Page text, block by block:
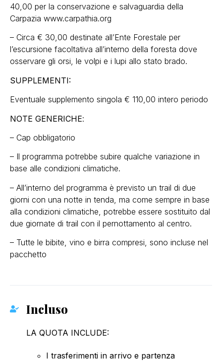
40,00 per la conservazione e salvaguardia della
Carpazia www.carpathia.org
– Circa € 30,00 destinate all’Ente Forestale per
l’escursione facoltativa all’interno della foresta dove
osservare gli orsi, le volpi e i lupi allo stato brado.
SUPPLEMENTI:
Eventuale supplemento singola € 110,00 intero periodo
NOTE GENERICHE:
– Cap obbligatorio
– Il programma potrebbe subire qualche variazione in
base alle condizioni climatiche.
– All’interno del programma è previsto un trail di due
giorni con una notte in tenda, ma come sempre in base
alla condizioni climatiche, potrebbe essere sostituito dal
due giornate di trail con il pernottamento al centro.
– Tutte le bibite, vino e birra compresi, sono incluse nel
pacchetto
Incluso
LA QUOTA INCLUDE:
I trasferimenti in arrivo e partenza